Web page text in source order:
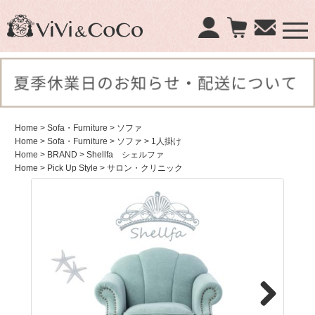
Home > Sofa・Furniture > ソファ
Home > Sofa・Furniture > ソファ > 1人掛け
Home > BRAND > Shellfa シェルファ
Home > Pick Up Style > サロン・クリニック
×
商品検索：